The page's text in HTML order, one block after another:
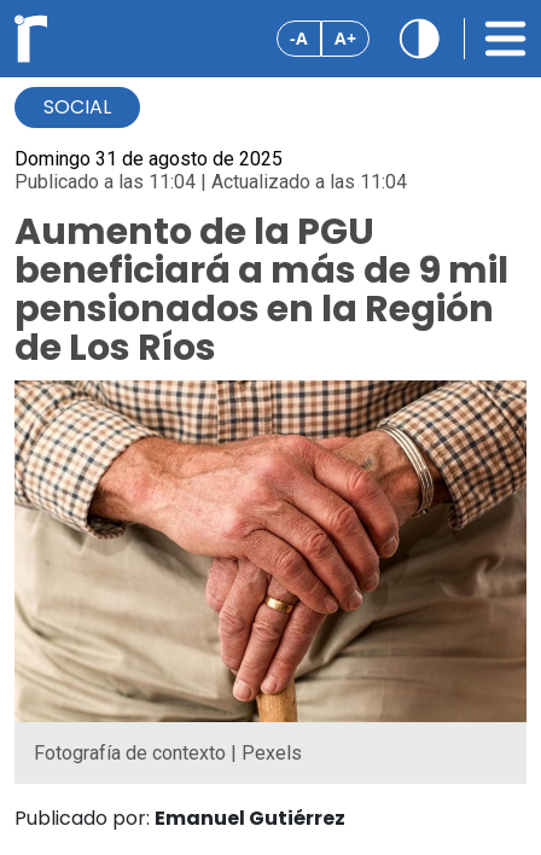
-A A+
SOCIAL
Domingo 31 de agosto de 2025
Publicado a las 11:04 | Actualizado a las 11:04
Aumento de la PGU
beneficiará a más de 9 mil
pensionados en la Región
de Los Ríos
Fotografía de contexto | Pexels
Publicado por: Emanuel Gutiérrez